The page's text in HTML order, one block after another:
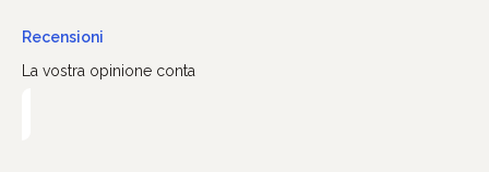
Recensioni
La vostra opinione conta